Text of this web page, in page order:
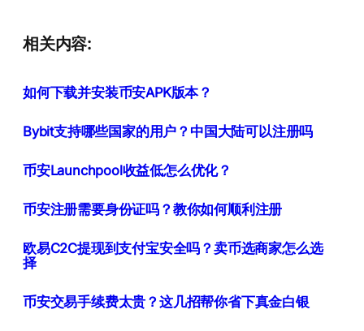
相关内容:
如何下载并安装币安APK版本？
Bybit支持哪些国家的用户？中国大陆可以注册吗
币安Launchpool收益低怎么优化？
币安注册需要身份证吗？教你如何顺利注册
欧易C2C提现到支付宝安全吗？卖币选商家怎么选
择
币安交易手续费太贵？这几招帮你省下真金白银